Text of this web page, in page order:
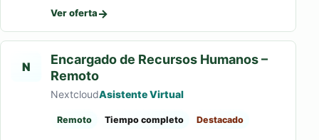
Ver oferta→
N
Encargado de Recursos Humanos –
Remoto
NextcloudAsistente Virtual
Remoto Tiempo completo Destacado